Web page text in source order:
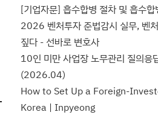
[기업자문] 흡수합병 절차 및 흡수
2026 벤처투자 준법감시 실무, 벤
짚다 - 선바로 변호사
10인 미만 사업장 노무관리 질의응
(2026.04)
How to Set Up a Foreign-
Korea | Inpyeong